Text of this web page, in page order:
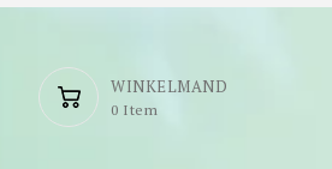
WINKELMAND
0 Item